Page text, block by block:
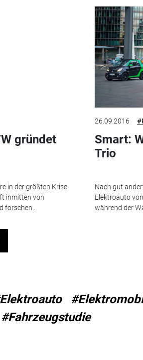
gründet
in der größten Krise
inmitten von
26.09.2016
Smart:
Trio
Nach gut
Elektroauto
während der
#Fahrzeugstudie